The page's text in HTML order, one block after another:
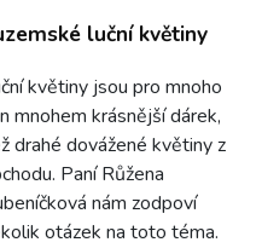
luční květiny
květiny jsou pro mnoho
mnohem krásnější dárek,
drahé dovážené květiny z
Paní Růžena
nám zodpoví
otázek na toto téma.